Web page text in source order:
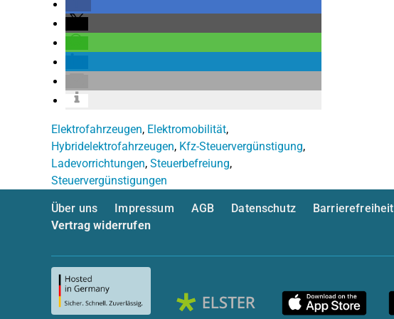
Elektrofahrzeugen, Elektromobilität,
Hybridelektrofahrzeugen, Kfz-Steuervergünstigung,
Ladevorrichtungen, Steuerbefreiung,
Steuervergünstigungen
Über uns Impressum AGB Datenschutz Barrierefreiheit
Vertrag widerrufen